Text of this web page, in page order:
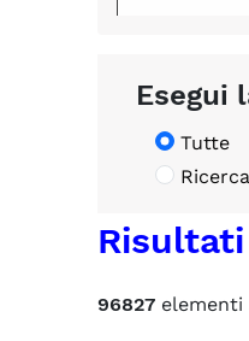
Esegui
Tutte
Ricerca
96827